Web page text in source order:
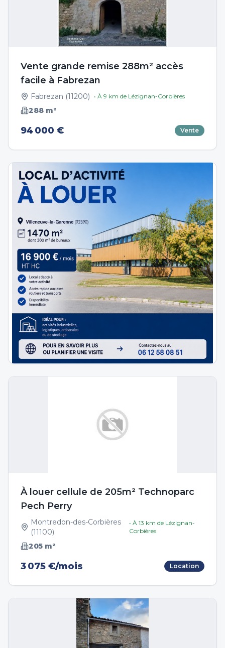
Vente grande remise 288m² accès
facile à Fabrezan
Fabrezan (11200) • À 9 km de Lézignan-Corbières
288 m²
94 000 € Vente
À louer cellule de 205m² Technoparc
Pech Perry
Montredon-des-Corbières
(11100)
• À 13 km de Lézignan-
Corbières
205 m²
3 075 €/mois Location